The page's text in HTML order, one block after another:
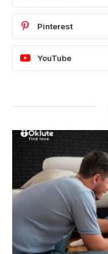
Pinterest
YouTube